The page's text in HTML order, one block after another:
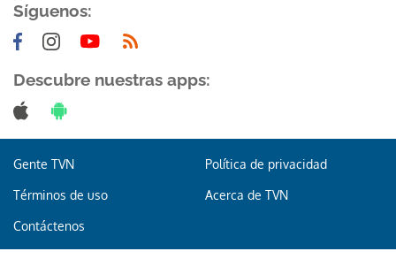
Síguenos:
Descubre nuestras apps:
Gente TVN Política de privacidad
Términos de uso Acerca de TVN
Contáctenos